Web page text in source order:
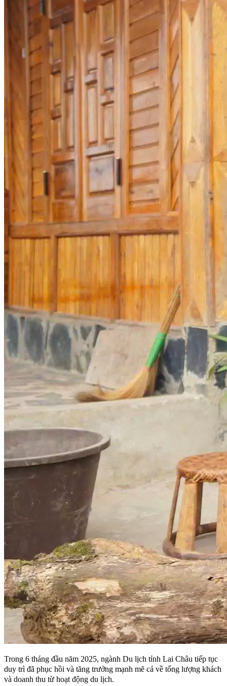
Trong 6 tháng đầu năm 2025, ngành Du lịch tỉnh Lai Châu tiếp tục
duy trì đã phục hồi và tăng trưởng mạnh mẽ cả về tổng lượng khách
và doanh thu từ hoạt động du lịch.